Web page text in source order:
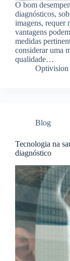
O bom
diagnósticos,
imagens, requer
vantagens
medidas
considerar uma
qualidade…
Optivision
Blog
Tecnologia na
diagnóstico